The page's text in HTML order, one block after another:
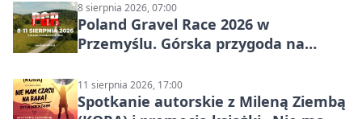
8 sierpnia 2026, 07:00
Poland Gravel Race 2026 w
Przemyślu. Górska przygoda na
11 sierpnia 2026, 17:00
Spotkanie autorskie z Mileną Ziembą